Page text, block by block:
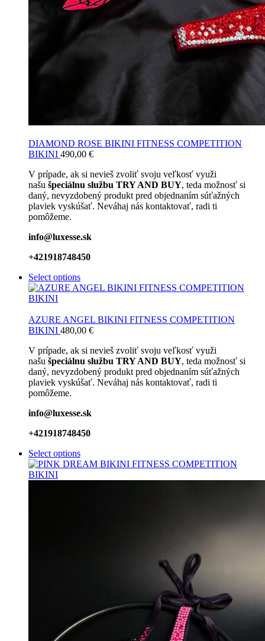
DIAMOND ROSE BIKINI FITNESS COMPETITION
BIKINI 490,00 €
V prípade, ak si nevieš zvoliť svoju veľkosť využi
našu špeciálnu službu TRY AND BUY, teda možnosť si
daný, nevyzdobený produkt pred objednaním súťažných
plaviek vyskúšať. Neváhaj nás kontaktovať, radi ti
pomôžeme.
info@luxesse.sk
+421918748450
Select options
AZURE ANGEL BIKINI FITNESS COMPETITION
BIKINI 480,00 €
V prípade, ak si nevieš zvoliť svoju veľkosť využi
našu špeciálnu službu TRY AND BUY, teda možnosť si
daný, nevyzdobený produkt pred objednaním súťažných
plaviek vyskúšať. Neváhaj nás kontaktovať, radi ti
pomôžeme.
info@luxesse.sk
+421918748450
Select options